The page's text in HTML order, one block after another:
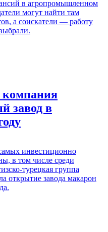
в агропромышленном
могут найти там
а соискатели — работу
компания
завод в
инвестиционно
в том числе среди
турецкая группа
открытие завода макарон